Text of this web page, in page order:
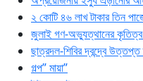
২ কোটি ৪৬ লাখ টাকার তিন
জুলাই গণ-অভ্যুত্থানের
ছাত্রদল-শিবির দ্বন্দ্বে
গল্প” মায়া”